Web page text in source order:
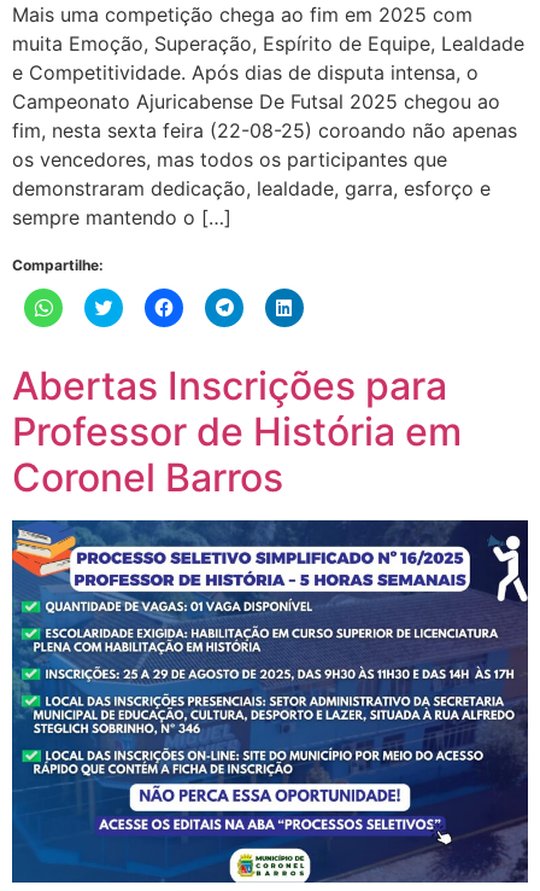
Mais uma competição chega ao fim em 2025 com
muita Emoção, Superação, Espírito de Equipe, Lealdade
e Competitividade. Após dias de disputa intensa, o
Campeonato Ajuricabense De Futsal 2025 chegou ao
fim, nesta sexta feira (22-08-25) coroando não apenas
os vencedores, mas todos os participantes que
demonstraram dedicação, lealdade, garra, esforço e
sempre mantendo o […]
Compartilhe:
Clique
para
em
nova
janela)
Clique
para
Twitter(abre
em
nova
Clique
para
Facebook(abre
em
nova
janela)
Clique
para
Telegram(abre
em
nova
janela)
Clique
para
LinkedIn(abre
em
nova
janela)
Abertas Inscrições para
Professor de História em
Coronel Barros